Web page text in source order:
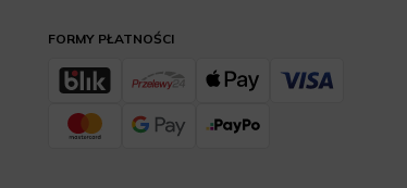
FORMY PŁATNOŚCI